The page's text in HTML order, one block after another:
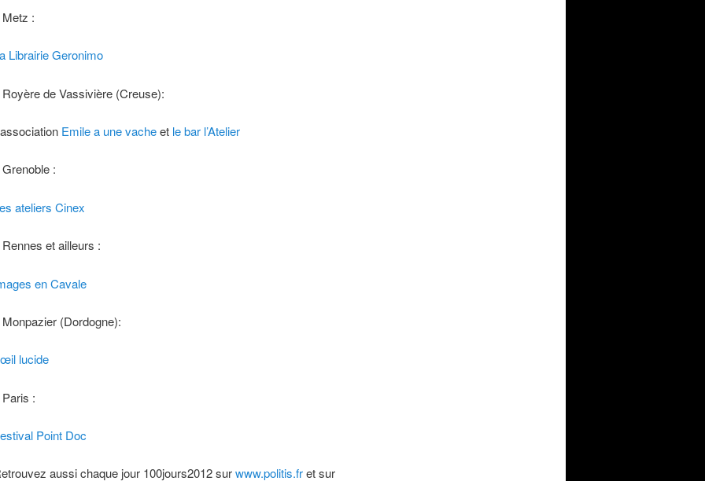
:
Librairie Geronimo
de Vassivière (Creuse):
Emile a une vacheet le bar l’Atelier
:
ateliers Cinex
et ailleurs :
en Cavale
(Dordogne):
lucide
:
Point Doc
aussi chaque jour 100jours2012 surwww.politis.fret sur